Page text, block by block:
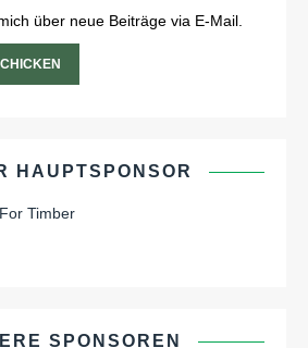
über neue Beiträge via E-Mail.
HAUPTSPONSOR
SPONSOREN